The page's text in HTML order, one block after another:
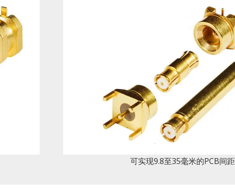
可实现9.8至35毫米的PCB间距